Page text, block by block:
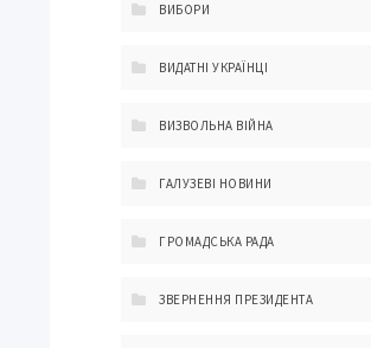
ВИБОРИ
ВИДАТНІ УКРАЇНЦІ
ВИЗВОЛЬНА ВІЙНА
ГАЛУЗЕВІ НОВИНИ
ГРОМАДСЬКА РАДА
ЗВЕРНЕННЯ ПРЕЗИДЕНТА